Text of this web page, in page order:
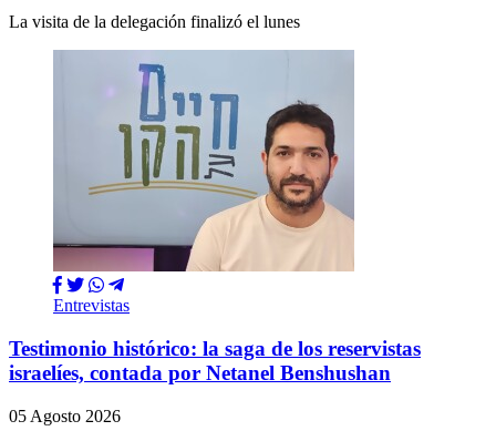
La visita de la delegación finalizó el lunes
Entrevistas
Testimonio histórico: la saga de los reservistas
israelíes, contada por Netanel Benshushan
05 Agosto 2026